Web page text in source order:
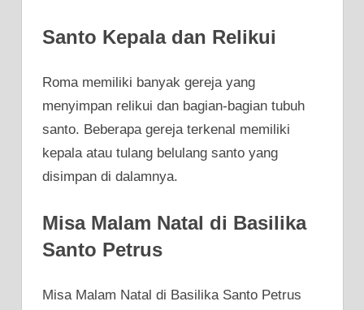
Santo Kepala dan Relikui
Roma memiliki banyak gereja yang
menyimpan relikui dan bagian-bagian tubuh
santo. Beberapa gereja terkenal memiliki
kepala atau tulang belulang santo yang
disimpan di dalamnya.
Misa Malam Natal di Basilika
Santo Petrus
Misa Malam Natal di Basilika Santo Petrus